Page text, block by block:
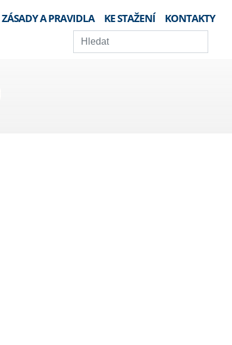
ZÁSADY A PRAVIDLA KE STAŽENÍ KONTAKTY